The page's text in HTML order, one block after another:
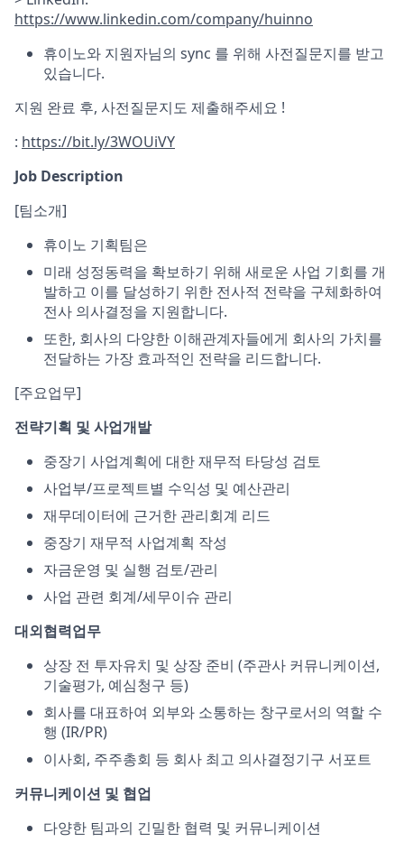
https://www.linkedin.com/company/huinno
휴이노와 지원자님의 sync 를 위해 사전질문지를 받고
있습니다.
지원 완료 후, 사전질문지도 제출해주세요 !
: https://bit.ly/3WOUiVY
Job Description
[팀소개]
휴이노 기획팀은
미래 성정동력을 확보하기 위해 새로운 사업 기회를 개
발하고 이를 달성하기 위한 전사적 전략을 구체화하여
전사 의사결정을 지원합니다.
또한, 회사의 다양한 이해관계자들에게 회사의 가치를
전달하는 가장 효과적인 전략을 리드합니다.
[주요업무]
전략기획 및 사업개발
중장기 사업계획에 대한 재무적 타당성 검토
사업부/프로젝트별 수익성 및 예산관리
재무데이터에 근거한 관리회계 리드
중장기 재무적 사업계획 작성
자금운영 및 실행 검토/관리
사업 관련 회계/세무이슈 관리
대외협력업무
상장 전 투자유치 및 상장 준비 (주관사 커뮤니케이션,
기술평가, 예심청구 등)
회사를 대표하여 외부와 소통하는 창구로서의 역할 수
행 (IR/PR)
이사회, 주주총회 등 회사 최고 의사결정기구 서포트
커뮤니케이션 및 협업
다양한 팀과의 긴밀한 협력 및 커뮤니케이션